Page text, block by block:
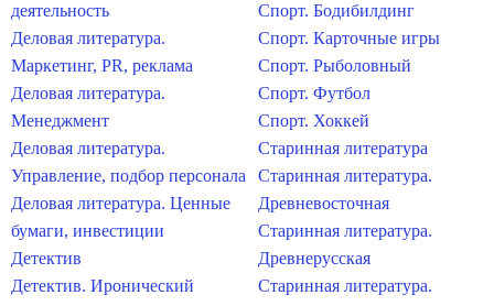
деятельность
Деловая литература.
Маркетинг, PR, реклама
Деловая литература.
Менеджмент
Деловая литература.
Управление, подбор персонала
Деловая литература. Ценные
бумаги, инвестиции
Детектив
Детектив. Иронический
Спорт. Бодибилдинг
Спорт. Карточные игры
Спорт. Рыболовный
Спорт. Футбол
Спорт. Хоккей
Старинная литература
Старинная литература.
Древневосточная
Старинная литература.
Древнерусская
Старинная литература.